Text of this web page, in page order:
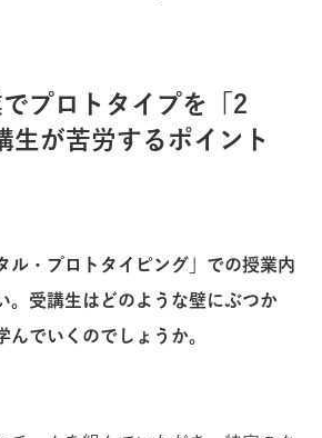
プロトタイプを「2
が苦労するポイント
・プロトタイピング」での授業内
。受講生はどのような壁にぶつか
んでいくのでしょうか。